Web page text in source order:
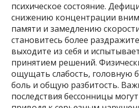
психическое состояние.
снижению концентрации
памяти и замедлению
становитесь более
выходите из себя и
принятием решений.
ощущать слабость, головную
боль и общую разбитость.
последствия бессонницы